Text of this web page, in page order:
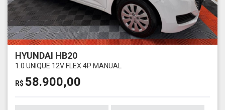
HYUNDAI HB20
1.0 UNIQUE 12V FLEX 4P MANUAL
R$ 58.900,00